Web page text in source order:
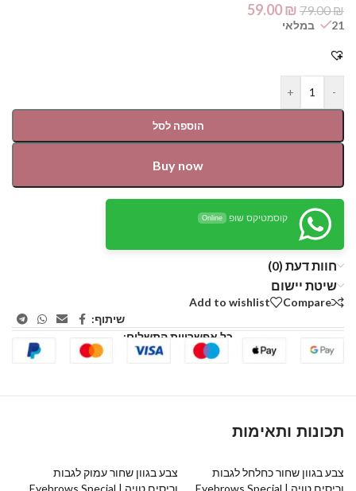
79.00₪
59.00₪
21 במלאי
-
+
הוספה לסל
Buy now
קוסמטיקס שופ Online
חוות דעת (0)
שיטת יישום
Compare
Add to wishlist
שיתוף:
כל אפשרויות התשלום:
תכונות ותאימות
צבע בגוון שחור כחלחל לגבות
וריסים טויה | Eyebrows Special
צבע בגוון שחור עמוק לגבות
וריסים טויה | Eyebrows Special